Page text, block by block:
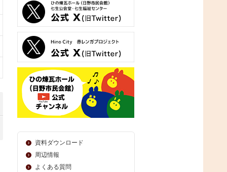
資料ダウンロード
周辺情報
よくある質問